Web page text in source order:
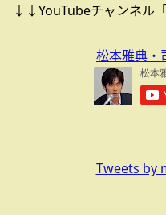
↓↓YouTubeチャンネル「
松本雅典・
Tweets by